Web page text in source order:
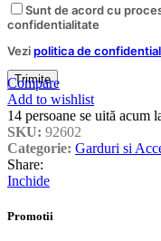
Sunt de acord cu
confidentialitate
Vezipolitica de
Trimite
Compare
Add to wishlist
14 persoane se uită acum
SKU: 92602
Categorie: Garduri si
Share:
Inchide
Promotii